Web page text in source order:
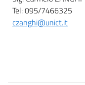
Tel: 095/7466325
czanghi@unict.it